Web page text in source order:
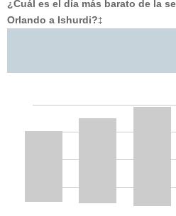
¿Cuál es el día más barato de la
Orlando a Ishurdi?‡